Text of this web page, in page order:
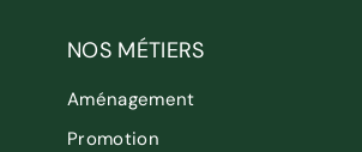
NOS MÉTIERS
Aménagement
Promotion